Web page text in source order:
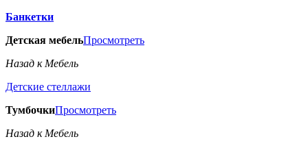
Банкетки
Детская мебельПросмотреть
Назад к Мебель
Детские стеллажи
ТумбочкиПросмотреть
Назад к Мебель